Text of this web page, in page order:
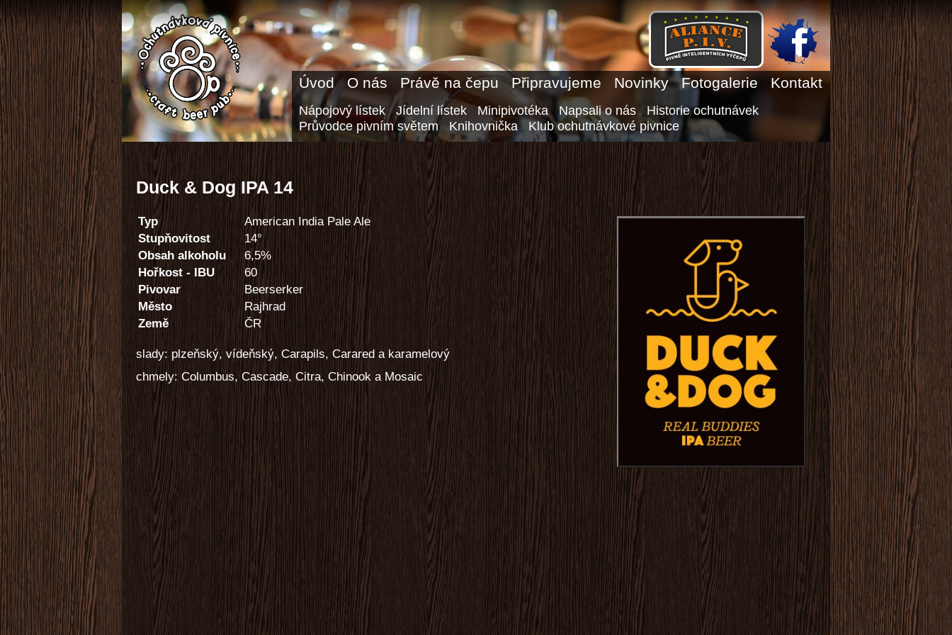
Úvod O nás Právě na čepu Připravujeme Novinky Fotogalerie Kontakt
Nápojový lístek Jídelní lístek Minipivotéka Napsali o nás
Historie ochutnávek
Průvodce pivním světem
Knihovnička Klub ochutnávkové pivnice
Duck & Dog IPA 14
Typ
American India Pale Ale
Stupňovitost
14°
Obsah alkoholu
6,5%
Hořkost - IBU
60
Pivovar
Beerserker
Město
Rajhrad
Země
ČR
slady: plzeňský, vídeňský, Carapils, Carared a karamelový
chmely: Columbus, Cascade, Citra, Chinook a Mosaic